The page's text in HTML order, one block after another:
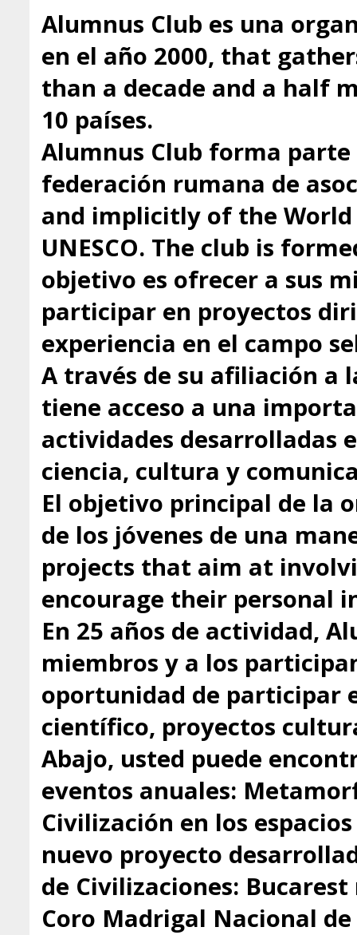
Alumnus Club es una
en el año 2000, that
than a decade and a half
10 países.
Alumnus Club forma parte
federación rumana de
and implicitly of the
UNESCO. The club is
objetivo es ofrecer a sus
participar en proyectos
experiencia en el campo
A través de su afiliación a
tiene acceso a una
actividades desarrolladas
ciencia, cultura y
El objetivo principal de la
de los jóvenes de una
projects that aim at
encourage their personal
En 25 años de actividad,
miembros y a los
oportunidad de participar
científico, proyectos
Abajo, usted puede
eventos anuales:
Civilización en los
nuevo proyecto
de Civilizaciones:
Coro Madrigal Nacional